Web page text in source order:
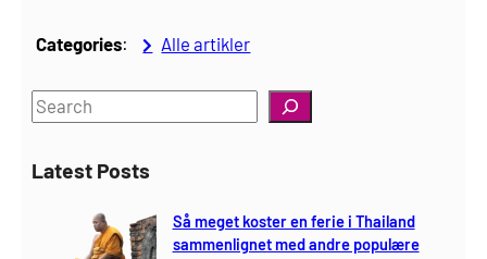
Categories: Alle artikler
S
aLatest Posts
Så meget koster en ferie i Thailand
sammenlignet med andre populære